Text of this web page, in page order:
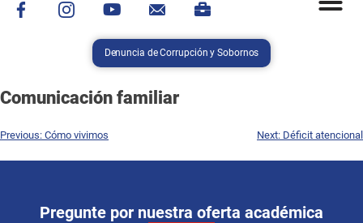
Denuncia de Corrupción y Sobornos
Comunicación familiar
Previous: Cómo vivimos Next: Déficit atencional
Pregunte por nuestra oferta académica